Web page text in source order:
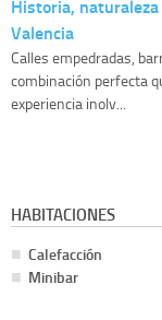
Historia, naturaleza
Valencia
Calles empedradas,
combinación perfecta
experiencia inolv...
HABITACIONES
Calefacción
Minibar